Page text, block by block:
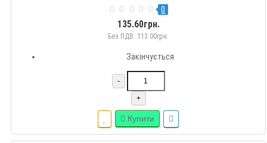
салфетки для очистки TFT / LCD / LED и Plasma экранов,
мониторов, дисплеев ноутбуков, смартфонов, стекляных
поверхностей. Эффективно ..
0
135.60грн.
Без ПДВ: 113.00грн.
Закінчується
-
+
Купити